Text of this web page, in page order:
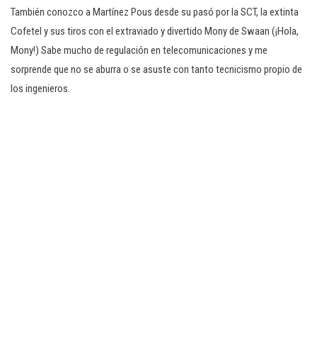
También conozco a Martínez Pous desde su pasó por la SCT, la extinta
Cofetel y sus tiros con el extraviado y divertido Mony de Swaan (¡Hola,
Mony!) Sabe mucho de regulación en telecomunicaciones y me
sorprende que no se aburra o se asuste con tanto tecnicismo propio de
los ingenieros.